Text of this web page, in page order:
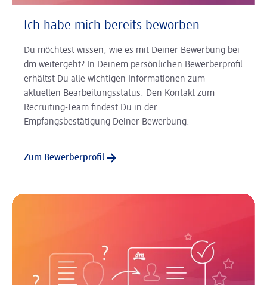
Ich habe mich bereits beworben
Du möchtest wissen, wie es mit Deiner Bewerbung bei
dm weitergeht? In Deinem persönlichen Bewerberprofil
erhältst Du alle wichtigen Informationen zum
aktuellen Bearbeitungsstatus. Den Kontakt zum
Recruiting-Team findest Du in der
Empfangsbestätigung Deiner Bewerbung.
Zum Bewerberprofil